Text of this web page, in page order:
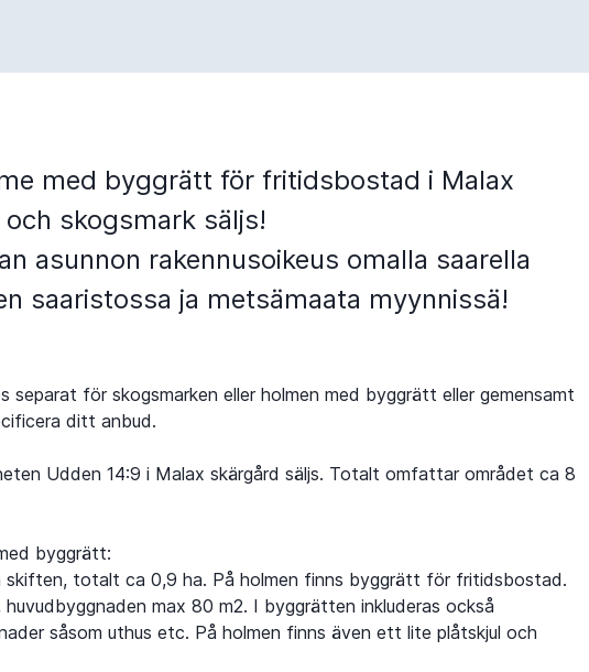
med byggrätt för fritidsbostad i Malax
skogsmark säljs!
asunnon rakennusoikeus omalla saarella
saaristossa ja metsämaata myynnissä!
separat för skogsmarken eller holmen med byggrätt eller gemensamt
ditt anbud.
Udden 14:9 i Malax skärgård säljs. Totalt omfattar området ca 8
byggrätt:
skiften, totalt ca 0,9 ha. På holmen finns byggrätt för fritidsbostad.
max 80 m2. I byggrätten inkluderas också
såsom uthus etc. På holmen finns även ett lite plåtskjul och